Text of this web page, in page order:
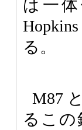
は一
る。
M87
るこの